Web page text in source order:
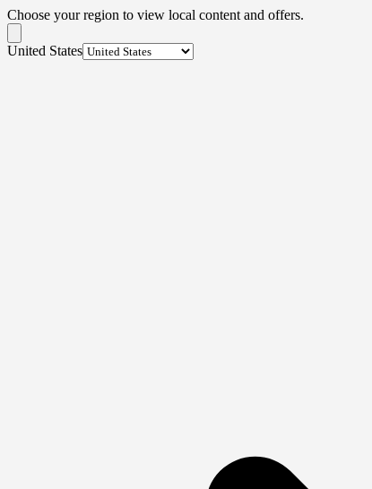
Choose your region to view local content and offers.
United States